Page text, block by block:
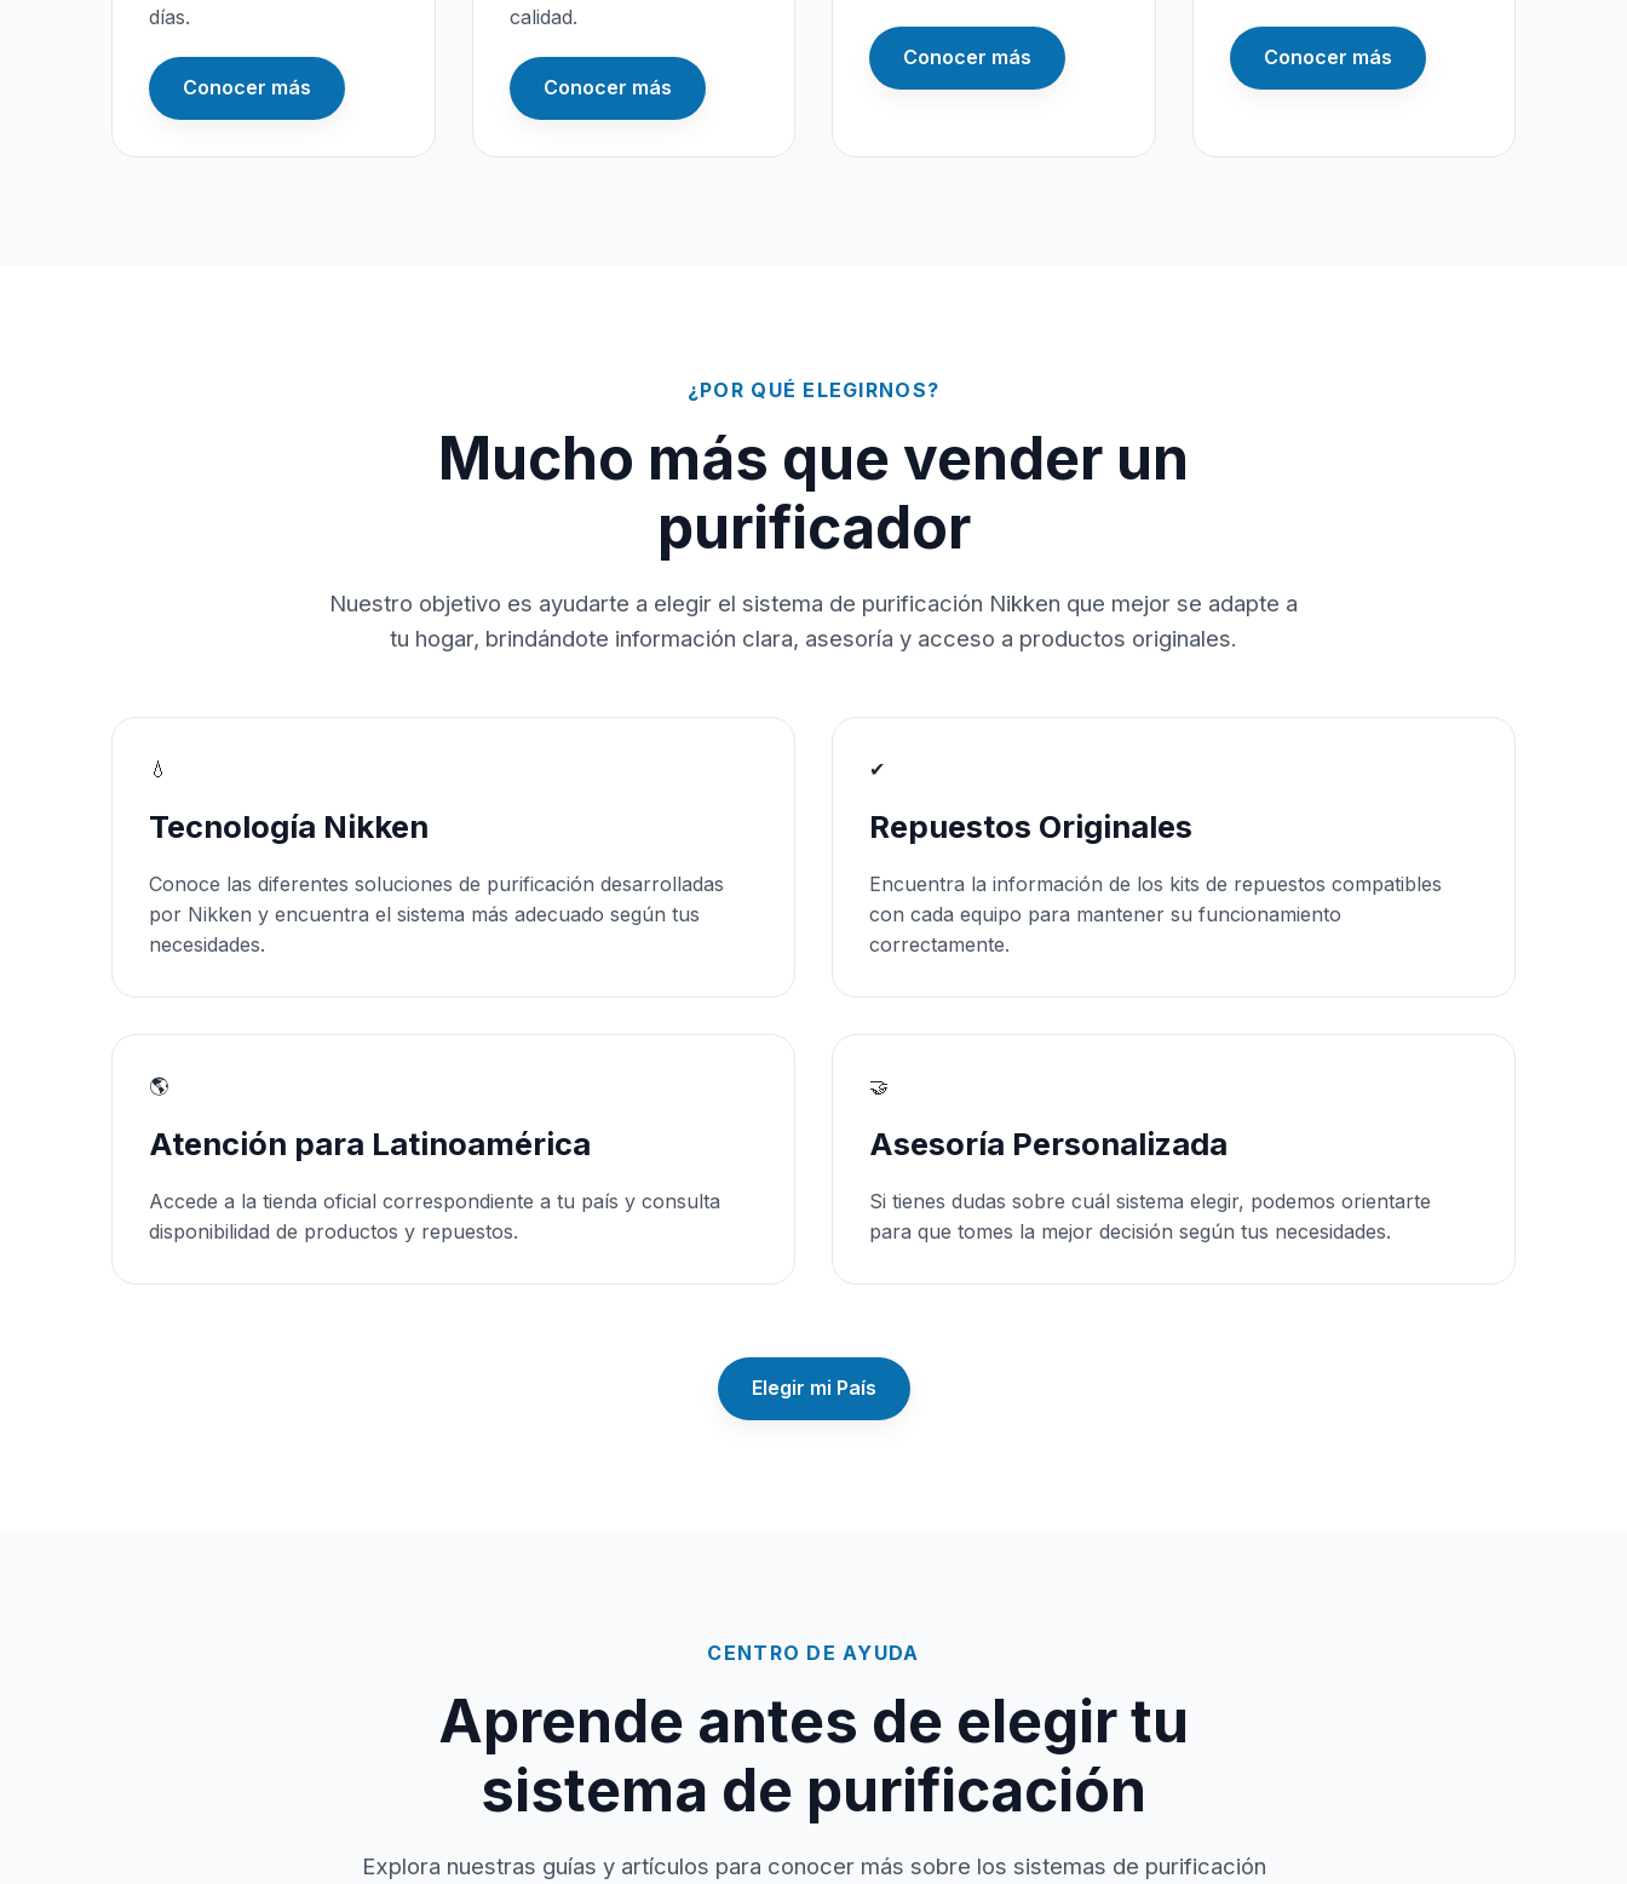
días.
Conocer más
calidad.
Conocer más
Conocer más Conocer más
¿POR QUÉ ELEGIRNOS?
Mucho más que vender un
purificador
Nuestro objetivo es ayudarte a elegir el sistema de purificación Nikken que mejor se adapte a
tu hogar, brindándote información clara, asesoría y acceso a productos originales.
💧
Tecnología Nikken
Conoce las diferentes soluciones de purificación desarrolladas
por Nikken y encuentra el sistema más adecuado según tus
necesidades.
✔
Repuestos Originales
Encuentra la información de los kits de repuestos compatibles
con cada equipo para mantener su funcionamiento
correctamente.
🌎
Atención para Latinoamérica
Accede a la tienda oficial correspondiente a tu país y consulta
disponibilidad de productos y repuestos.
🤝
Asesoría Personalizada
Si tienes dudas sobre cuál sistema elegir, podemos orientarte
para que tomes la mejor decisión según tus necesidades.
Elegir mi País
CENTRO DE AYUDA
Aprende antes de elegir tu
sistema de purificación
Explora nuestras guías y artículos para conocer más sobre los sistemas de purificación